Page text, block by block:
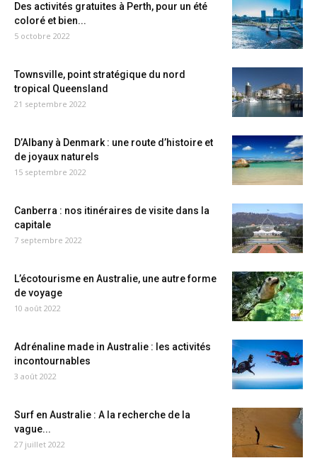
Des activités gratuites à Perth, pour un été
coloré et bien...
5 octobre 2022
Townsville, point stratégique du nord
tropical Queensland
21 septembre 2022
D’Albany à Denmark : une route d’histoire et
de joyaux naturels
15 septembre 2022
Canberra : nos itinéraires de visite dans la
capitale
7 septembre 2022
L’écotourisme en Australie, une autre forme
de voyage
10 août 2022
Adrénaline made in Australie : les activités
incontournables
3 août 2022
Surf en Australie : A la recherche de la
vague...
27 juillet 2022